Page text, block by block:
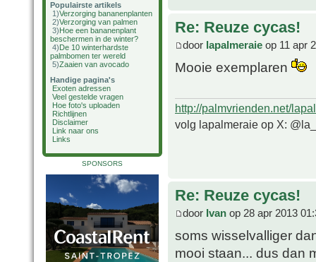
Populairste artikels
1)Verzorging bananenplanten
2)Verzorging van palmen
3)Hoe een bananenplant
beschermen in de winter?
4)De 10 winterhardste
palmbomen ter wereld
5)Zaaien van avocado
Handige pagina's
Exoten adressen
Veel gestelde vragen
Hoe foto's uploaden
Richtlijnen
Disclaimer
Link naar ons
Links
SPONSORS
Re: Reuze cycas!
door lapalmeraie op 11 apr
Mooie exemplaren
http://palmvrienden.net/
volg lapalmeraie op X:
Re: Reuze cycas!
door Ivan op 28 apr 2013
soms wisselvalliger
mooi staan... dus dan